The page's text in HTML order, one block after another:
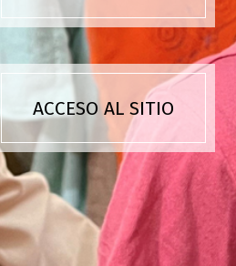
ACCESO AL SITIO